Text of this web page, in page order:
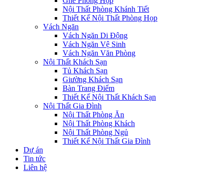
Nội Thất Phòng Khánh Tiết
Thiết Kế Nội Thất Phòng Họp
Vách Ngăn
Vách Ngăn Di Động
Vách Ngăn Vệ Sinh
Vách Ngăn Văn Phòng
Nội Thất Khách Sạn
Tủ Khách Sạn
Giường Khách Sạn
Bàn Trang Điểm
Thiết Kế Nội Thất Khách Sạn
Nội Thất Gia Đình
Nội Thất Phòng Ăn
Nội Thất Phòng Khách
Nội Thất Phòng Ngủ
Thiết Kế Nội Thất Gia Đình
Dự án
Tin tức
Liên hệ